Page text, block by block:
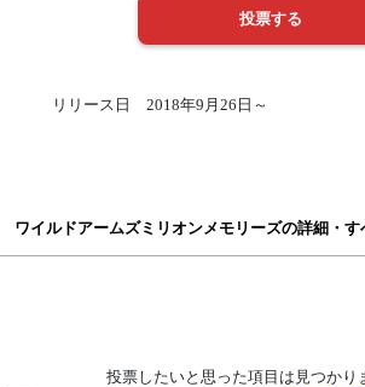
リリース日 2018年9月26日～
ワイルドアームズミリオンメモリーズの詳細・
投票したいと思った項目は見つかり